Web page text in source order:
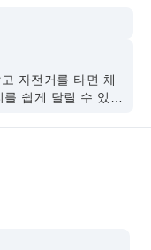
자전거를 타면 체
쉽게 달릴 수 있습